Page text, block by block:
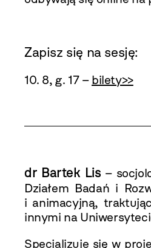
Zapisz się na sesję:
10. 8, g. 17 – bilety>>
dr Bartek Lis –
Działem Badań i
i animacyjną,
innymi na
Specjalizuje się w